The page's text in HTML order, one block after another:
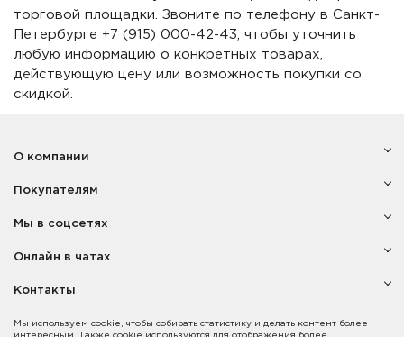
торговой площадки. Звоните по телефону в Санкт-
Петербурге +7 (915) 000-42-43, чтобы уточнить
любую информацию о конкретных товарах,
действующую цену или возможность покупки со
скидкой.
Мы используем cookie, чтобы собирать статистику и делать контент более
Покупателям
О компании
Мы в соцсетях
Онлайн в чатах
Контакты